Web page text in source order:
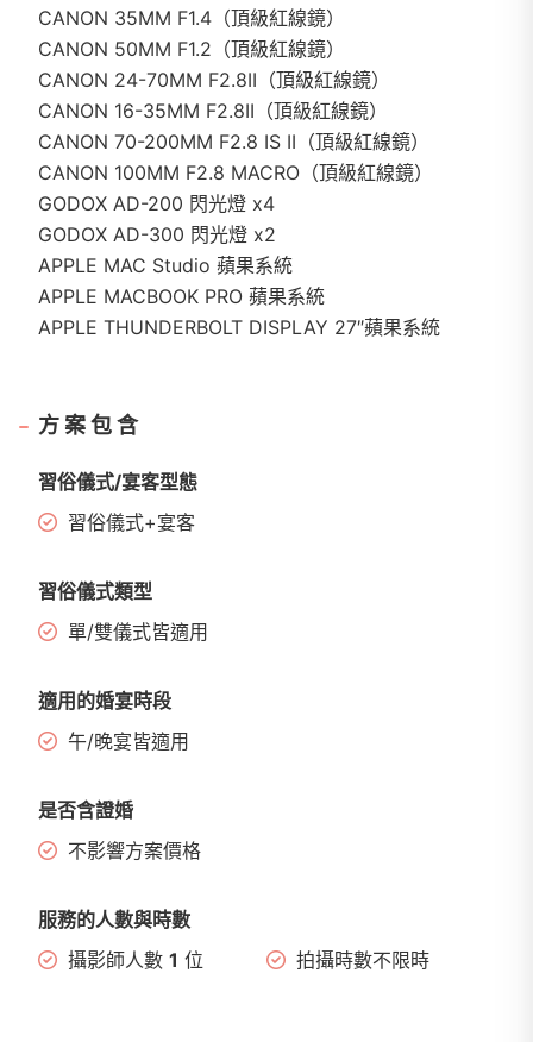
CANON 35MM F1.4（頂級紅線鏡）
CANON 50MM F1.2（頂級紅線鏡）
CANON 24-70MM F2.8II（頂級紅線鏡）
CANON 16-35MM F2.8II（頂級紅線鏡）
CANON 70-200MM F2.8 IS II（頂級紅線鏡）
CANON 100MM F2.8 MACRO（頂級紅線鏡）
GODOX AD-200 閃光燈 x4
GODOX AD-300 閃光燈 x2
APPLE MAC Studio 蘋果系統
APPLE MACBOOK PRO 蘋果系統
APPLE THUNDERBOLT DISPLAY 27″蘋果系統
方案包含
習俗儀式/宴客型態
習俗儀式+宴客
習俗儀式類型
單/雙儀式皆適用
適用的婚宴時段
午/晚宴皆適用
是否含證婚
不影響方案價格
服務的人數與時數
攝影師人數 1 位 拍攝時數不限時